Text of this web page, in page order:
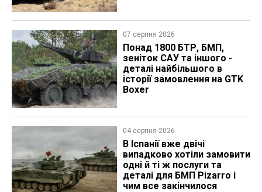
07 серпня 2026
Понад 1800 БТР, БМП,
зеніток САУ та іншого -
деталі найбільшого в
історії замовлення на GTK
Boxer
04 серпня 2026
В Іспанії вже двічі
випадково хотіли замовити
одні й ті ж послуги та
деталі для БМП Pizarro і
чим все закінчилося